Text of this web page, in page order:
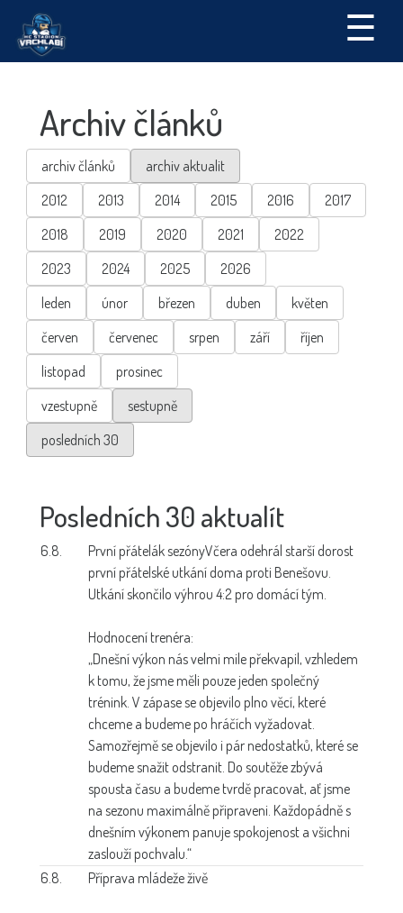
☰
Archiv článků
archiv článků
archiv aktualit
2012
2013 2014 2015 2016
2017
2018
2019 2020 2021
2022
2023
2024 2025
2026
leden
únor březen duben
květen
červen
červenec srpen září
říjen
listopad
prosinec
vzestupně
sestupně
posledních 30
Posledních 30 aktualít
6.8. První přátelák sezónyVčera odehrál starší dorost
první přátelské utkání doma proti Benešovu.
Utkání skončilo výhrou 4:2 pro domácí tým.
Hodnocení trenéra:
„Dnešní výkon nás velmi mile překvapil, vzhledem
k tomu, že jsme měli pouze jeden společný
trénink. V zápase se objevilo plno věcí, které
chceme a budeme po hráčích vyžadovat.
Samozřejmě se objevilo i pár nedostatků, které se
budeme snažit odstranit. Do soutěže zbývá
spousta času a budeme tvrdě pracovat, ať jsme
na sezonu maximálně připraveni. Každopádně s
dnešním výkonem panuje spokojenost a všichni
zaslouží pochvalu.“
6.8.
Příprava mládeže živě